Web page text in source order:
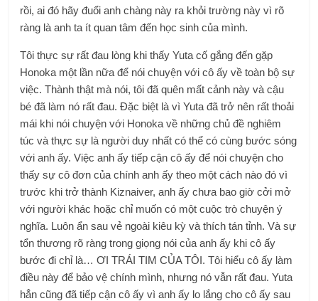
rồi, ai đó hãy đuổi anh chàng này ra khỏi trường này vì rõ
ràng là anh ta ít quan tâm đến học sinh của mình.
Tôi thực sự rất đau lòng khi thấy Yuta cố gắng đến gặp
Honoka một lần nữa để nói chuyện với cô ấy về toàn bộ sự
việc. Thành thật mà nói, tôi đã quên mất cảnh này và cậu
bé đã làm nó rất đau. Đặc biệt là vì Yuta đã trở nên rất thoải
mái khi nói chuyện với Honoka về những chủ đề nghiêm
túc và thực sự là người duy nhất có thể có cùng bước sóng
với anh ấy. Việc anh ấy tiếp cận cô ấy để nói chuyện cho
thấy sự cô đơn của chính anh ấy theo một cách nào đó vì
trước khi trở thành Kiznaiver, anh ấy chưa bao giờ cởi mở
với người khác hoặc chỉ muốn có một cuộc trò chuyện ý
nghĩa. Luôn ẩn sau vẻ ngoài kiêu kỳ và thích tán tỉnh. Và sự
tổn thương rõ ràng trong giọng nói của anh ấy khi cô ấy
bước đi chỉ là… ƠI TRÁI TIM CỦA TÔI. Tôi hiểu cô ấy làm
điều này để bảo vệ chính mình, nhưng nó vẫn rất đau. Yuta
hẳn cũng đã tiếp cận cô ấy vì anh ấy lo lắng cho cô ấy sau